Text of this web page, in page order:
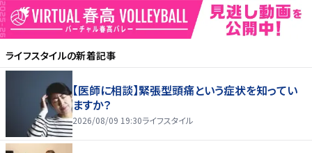
ライフスタイルの新着記事
【医師に相談】緊張型頭痛という症状を知ってい
ますか？
2026/08/09 19:30ライフスタイル